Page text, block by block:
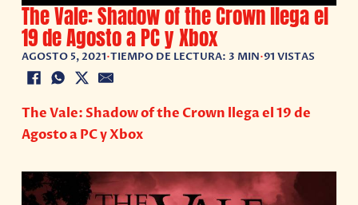
The Vale: Shadow of the Crown llega el
19 de Agosto a PC y Xbox
AGOSTO 5, 2021•TIEMPO DE LECTURA: 3 MIN•91 VISTAS
The Vale: Shadow of the Crown llega el 19 de
Agosto a PC y Xbox